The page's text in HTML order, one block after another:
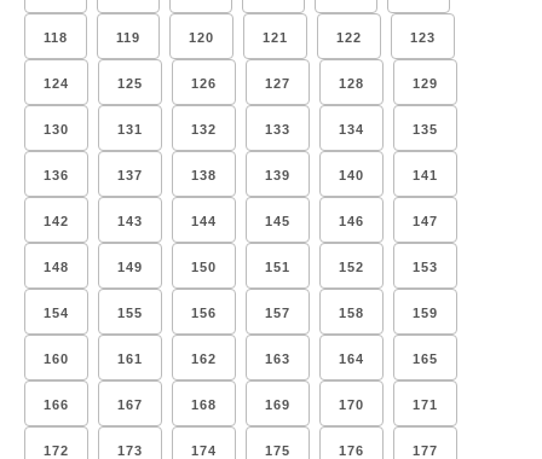
118 119 120 121 122 123
124 125 126 127 128 129
130 131 132 133 134 135
136 137 138 139 140 141
142 143 144 145 146 147
148 149 150 151 152 153
154 155 156 157 158 159
160 161 162 163 164 165
166 167 168 169 170 171
172 173 174 175 176 177